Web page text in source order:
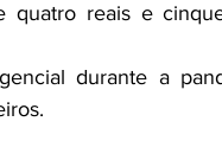
reais e
durante a